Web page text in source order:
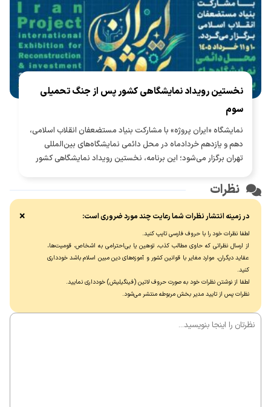
نخستین رویداد نمایشگاهی کشور پس از جنگ تحمیلی
سوم
نمایشگاه «ایران پروژه» با مشارکت بنیاد مستضعفان انقلاب اسلامی،
دهم و یازدهم خردادماه در محل دائمی نمایشگاه‌های بین‌المللی
تهران برگزار می‌شود؛ این برنامه، نخستین رویداد نمایشگاهی کشور
نظرات
در زمینه انتشار نظرات شما رعایت چند مورد ضروری است:
لطفا نظرات خود را با حروف فارسی تایپ کنید.
از ارسال نظراتی که حاوی مطالب کذب، توهین یا بی‌احترامی به اشخاص، قومیت‌ها،
عقاید دیگران، موارد مغایر با قوانین کشور و آموزه‌های دین مبین اسلام باشد خودداری
کنید.
لطفا از نوشتن نظرات خود به صورت حروف لاتین (فینگیلیش) خودداری نماييد.
نظرات پس از تایید مدیر بخش مربوطه منتشر می‌شود.
×